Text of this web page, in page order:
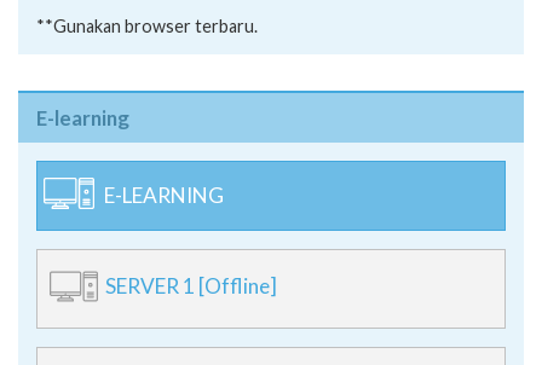
**Gunakan browser terbaru.
E-learning
E-LEARNING
SERVER 1 [Offline]